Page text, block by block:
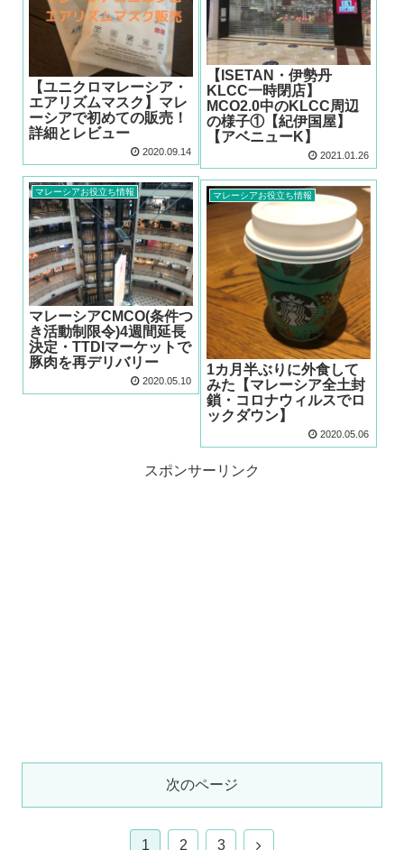
【ISETAN・伊勢丹
KLCC一時閉店】
MCO2.0中のKLCC周辺
の様子①【紀伊国屋】
【アベニューK】
2021.01.26
【ユニクロマレーシア・
エアリズムマスク】マレ
ーシアで初めての販売！
詳細とレビュー
2020.09.14
マレーシアお役立ち情報
マレーシアCMCO(条件つ
き活動制限令)4週間延長
決定・TTDIマーケットで
豚肉を再デリバリー
2020.05.10
マレーシアお役立ち情報
1カ月半ぶりに外食して
みた【マレーシア全土封
鎖・コロナウィルスでロ
ックダウン】
2020.05.06
スポンサーリンク
次のページ
1 2 3